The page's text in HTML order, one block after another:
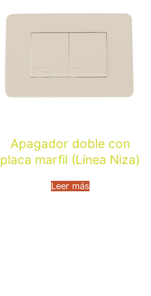
Apagador doble con
placa marfil (Línea Niza)
Leer más